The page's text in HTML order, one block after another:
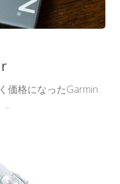
価格になったGarmin